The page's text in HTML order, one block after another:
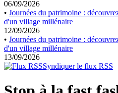
06/09/2026
• Journées du patrimoine :
d'un village millénaire
12/09/2026
• Journées du patrimoine :
d'un village millénaire
13/09/2026
Syndiquer le flux RSS